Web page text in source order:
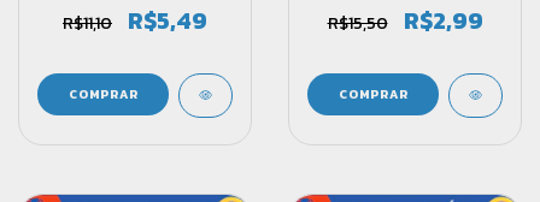
R$11,10
R$5,49
R$15,50
R$2,99